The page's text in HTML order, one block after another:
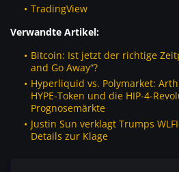
TradingView
Verwandte Artikel:
Bitcoin: Ist jetzt der richtige
and Go Away“?
Hyperliquid vs. Polymarket:
HYPE-Token und die HIP-4-
Prognosemärkte
Justin Sun verklagt Trumps
Details zur Klage